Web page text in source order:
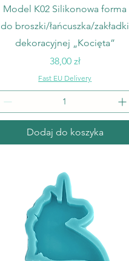
Podgląd
Model K02 Silikonowa forma
do broszki/łańcuszka/zakładki
dekoracyjnej „Kocięta”
Cena
38,00 zł
Fast EU Delivery
Dodaj do koszyka